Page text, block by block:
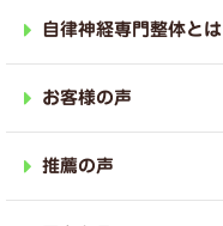
自律神経専門整体とは
お客様の声
推薦の声